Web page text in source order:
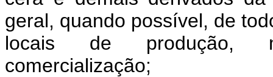
geral, quando possível, de
locais de produção,
comercialização;